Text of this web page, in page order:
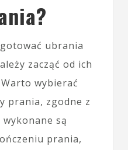
ubrania
zacząć od ich
wybierać
prania, zgodne z
są
prania,